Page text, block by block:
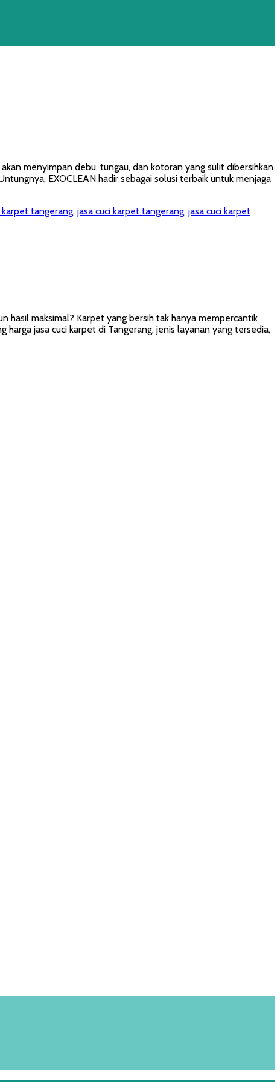
menyimpan debu, tungau, dan kotoran yang sulit dibersihkan
EXOCLEAN hadir sebagai solusi terbaik untuk menjaga
karpet tangerang, jasa cuci karpet tangerang, jasa cuci karpet
hasil maksimal? Karpet yang bersih tak hanya mempercantik
jasa cuci karpet di Tangerang, jenis layanan yang tersedia,